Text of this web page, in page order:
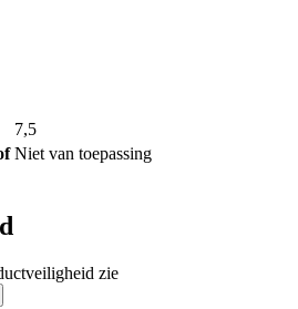
7,5
Niet van toepassing
zie